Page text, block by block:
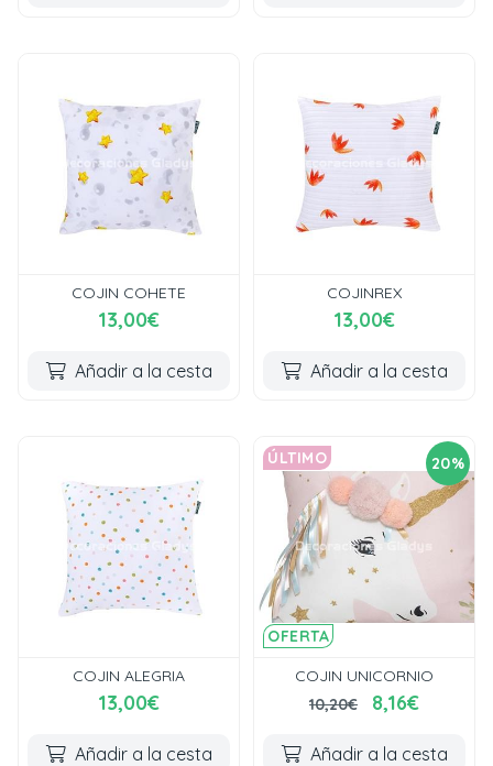
COJIN COHETE
13,00€
Añadir a la cesta
COJINREX
13,00€
Añadir a la cesta
COJIN ALEGRIA
13,00€
Añadir a la cesta
20%
OFERTA
ÚLTIMO
COJIN UNICORNIO
10,20€
8,16€
Añadir a la cesta